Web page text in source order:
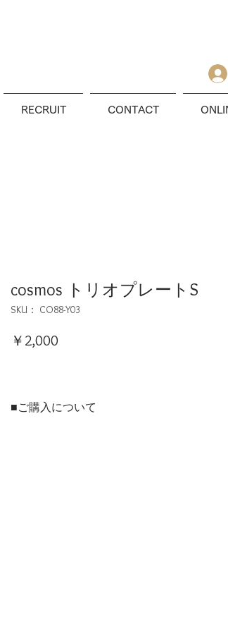
RECRUIT CONTACT
cosmos トリオプレートS
SKU： CO88-Y03
￥2,000
■ご購入について